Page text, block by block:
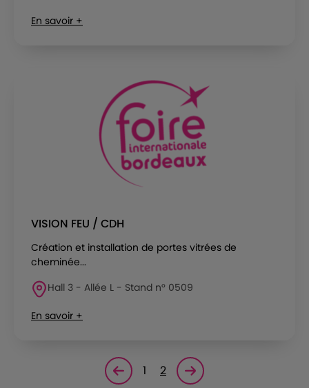
En savoir +
VISION FEU / CDH
Création et installation de portes vitrées de
cheminée...
Hall 3 - Allée L - Stand n° 0509
En savoir +
Page précédente
1 2 Page suivante<